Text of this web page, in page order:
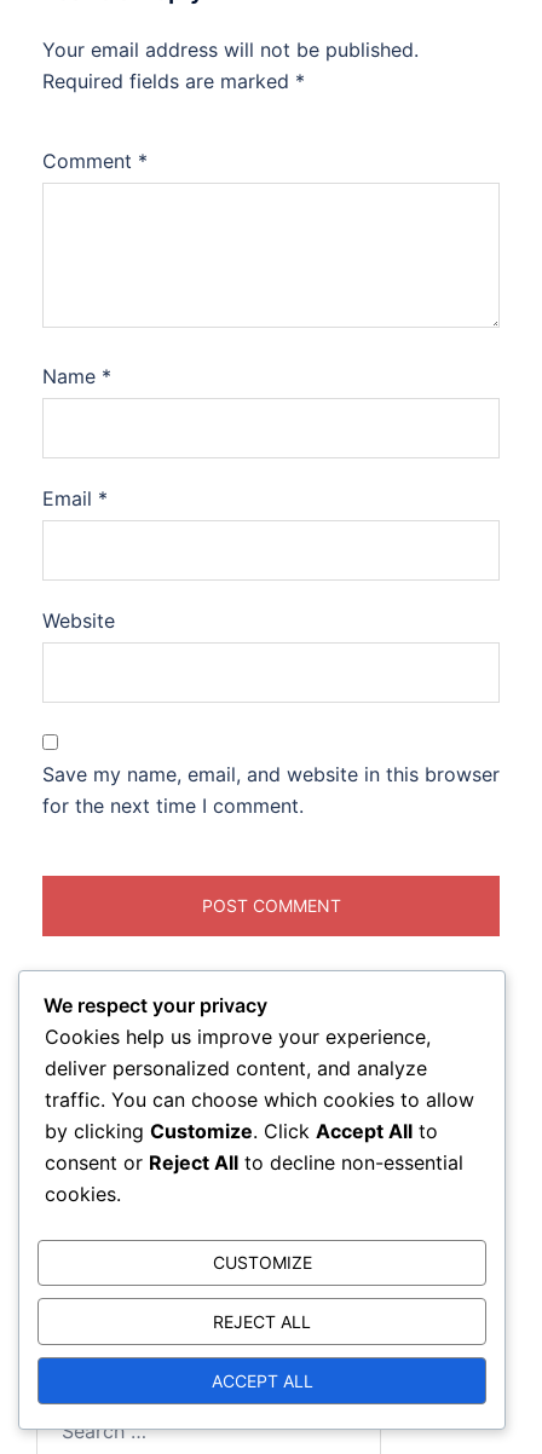
Your email address will not be published.
Required fields are marked *
Comment *
Name *
Email *
Website
Save my name, email, and website in this browser
for the next time I comment.
Lingid
Kontakt
Kes me oleme
Kogu sisu
Otsi
for:
We respect your privacy
Cookies help us improve your experience,
deliver personalized content, and analyze
traffic. You can choose which cookies to allow
by clicking Customize. Click Accept All to
consent or Reject All to decline non-essential
cookies.
CUSTOMIZE
REJECT ALL
ACCEPT ALL